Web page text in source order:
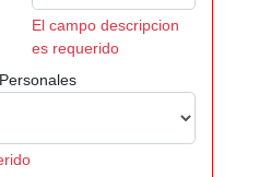
El campo descripcion
es requerido